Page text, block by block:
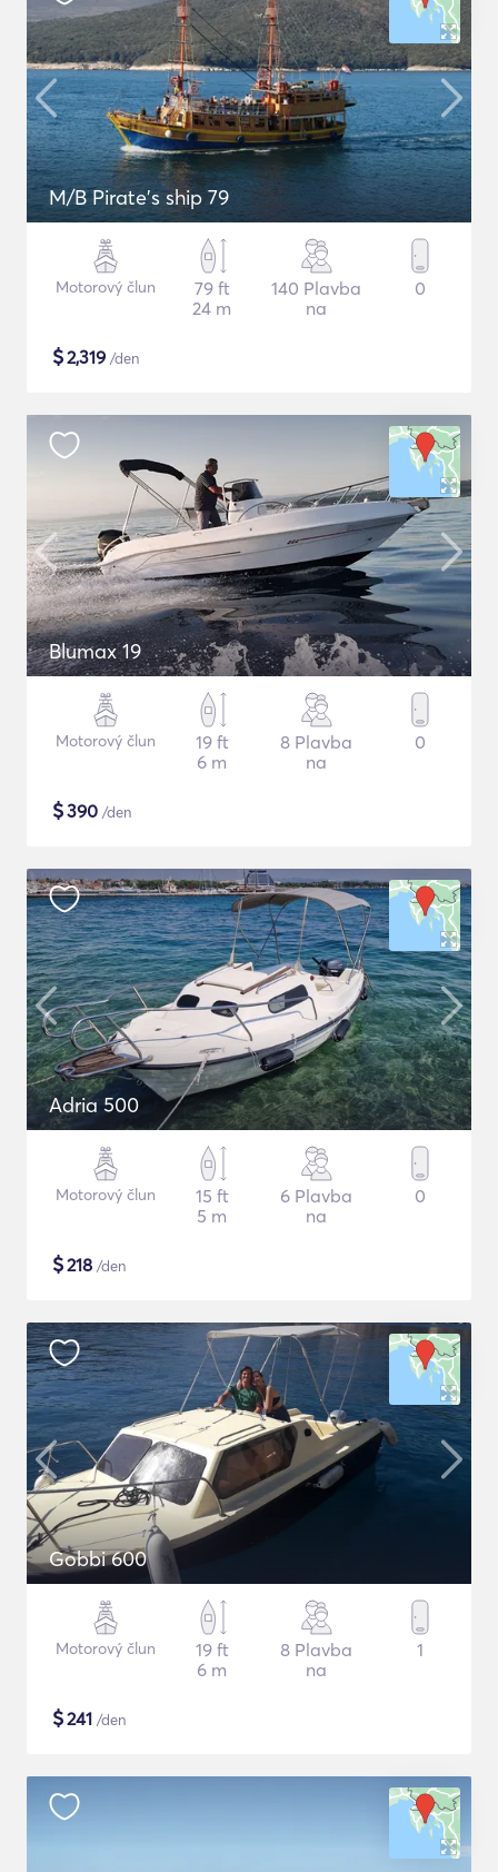
M/B Pirate's ship 79
Motorový člun
79 ft
24 m
140 Plavba
na
0
$2,319 /den
Blumax 19
Motorový člun
19 ft
6 m
8 Plavba
na
0
$390 /den
Adria 500
Motorový člun
15 ft
5 m
6 Plavba
na
0
$218 /den
Gobbi 600
Motorový člun
19 ft
6 m
8 Plavba
na
1
$241 /den